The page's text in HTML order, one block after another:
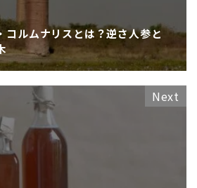
コルムナリスとは？逆さ人参と
Next